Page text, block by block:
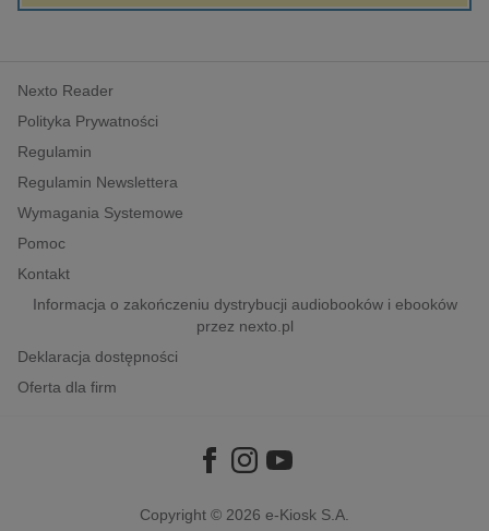
komputery, internet, technologie, informatyka
polityka, społeczno-informacyjne
psychologiczne
inne
popularno-naukowe
historia
Nexto Reader
Polityka Prywatności
Regulamin
Regulamin Newslettera
Wymagania Systemowe
Pomoc
Kontakt
Informacja o zakończeniu dystrybucji audiobooków i ebooków
przez nexto.pl
Deklaracja dostępności
Oferta dla firm
Copyright © 2026 e-Kiosk S.A.